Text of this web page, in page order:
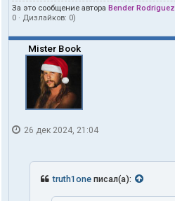
За это сообщение автора Bender Rodriguez
0 · Дизлайков: 0)
Mister Book
26 дек 2024, 21:04
truth1one писал(а):